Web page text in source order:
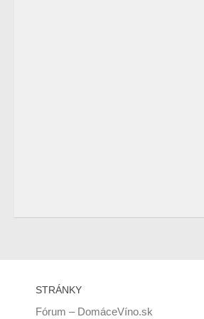
STRÁNKY
Fórum – DomáceVíno.sk